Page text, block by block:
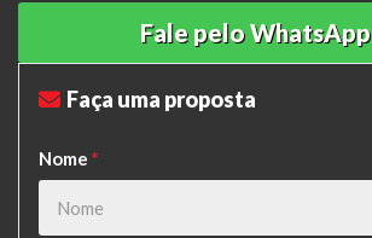
Fale pelo WhatsApp
Faça uma proposta
Nome *